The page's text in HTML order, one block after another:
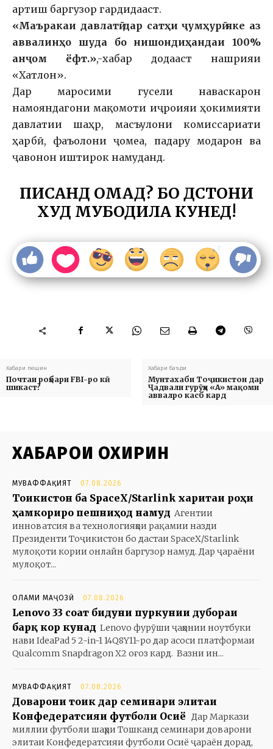
артиш баргузор гардидааст.
«Маъракаи давлатӣ дар сатҳи ҷумҳурӣ яке аз
аввалинҳо шуда бо нишондиҳандаи 100%
анҷом ёфт.»,-хабар додааст нашрияи
«Хатлон».
Дар маросими гусели наваскарон
намояндагони мақомоти иҷроияи ҳокимияти
давлатии шаҳр, масъулони комиссариати
ҳарбӣ, фаъолони ҷомеа, падару модарон ва
ҷавонон иштирок намуданд.
ПИСАНД ОМАД? БО ДӮСТОНИ
ХУД МУБОДИЛА КУНЕД!
Хабари пешин
Почтаи роҳбари FBI-ро кӣ
шикаст?
Хабари баъди
Мунтахаби Тоҷикистон дар
Ҷадвали гурӯҳи «А» мақоми
аввалро касб кард
ХАБАРҲОИ ОХИРИН
МУВАФФАҚИЯТ 07.08.2026
Тоҷикистон ба SpaceX/Starlink харитаи роҳи
ҳамкориро пешниҳод намуд Агентии
инноватсия ва технологияҳои рақамии назди
Президенти Тоҷикистон бо дастаи SpaceX/Starlink
мулоқоти кории онлайн баргузор намуд. Дар ҷараёни
мулоқот...
ОЛАМИ МАҶОЗӢ 07.08.2026
Lenovo 33 соат бидуни пуркунии дубораи
барқ кор кунад Lenovo фурӯши ҷаҳонии ноутбуки
нави IdeaPad 5 2-in-1 14Q8Y11-ро дар асоси платформаи
Qualcomm Snapdragon X2 оғоз кард. Вазни ин...
МУВАФФАҚИЯТ 07.08.2026
Доварони тоҷик дар семинари элитаи
Конфедератсияи футболи Осиё Дар Маркази
миллии футболи шаҳри Тошканд семинари доварони
элитаи Конфедератсияи футболи Осиё ҷараён дорад,